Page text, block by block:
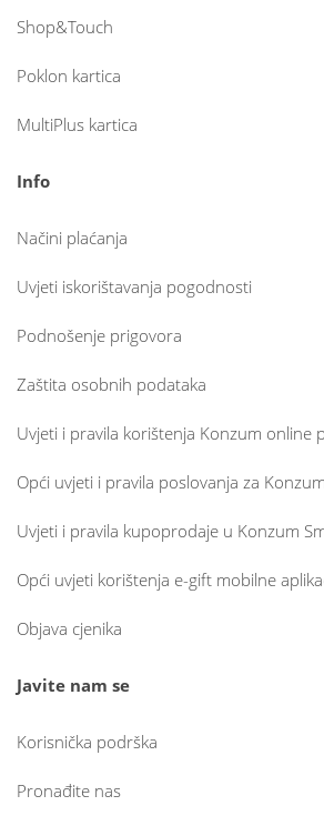
Shop&Touch
Poklon kartica
MultiPlus kartica
Info
Načini plaćanja
Uvjeti iskorištavanja pogodnosti
Podnošenje prigovora
Zaštita osobnih podataka
Uvjeti i pravila korištenja Konzum online
Opći uvjeti i pravila poslovanja za
Uvjeti i pravila kupoprodaje u Konzum
Opći uvjeti korištenja e-gift mobilne
Objava cjenika
Javite nam se
Korisnička podrška
Pronađite nas